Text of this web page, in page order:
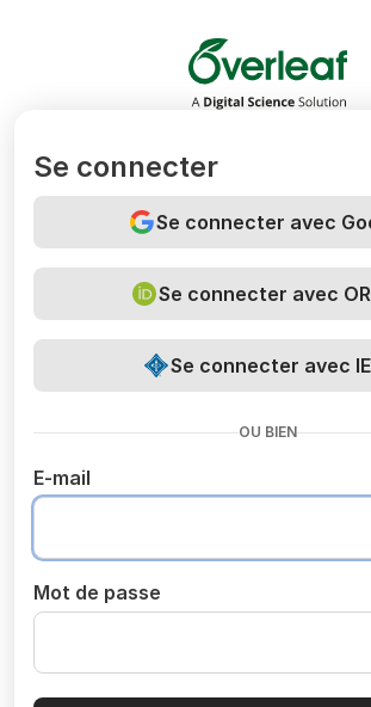
Overleaf
Se connecter
Se connecter avec
Se connecter avec
Se connecter avec
OU BIEN
E-mail
Mot de passe